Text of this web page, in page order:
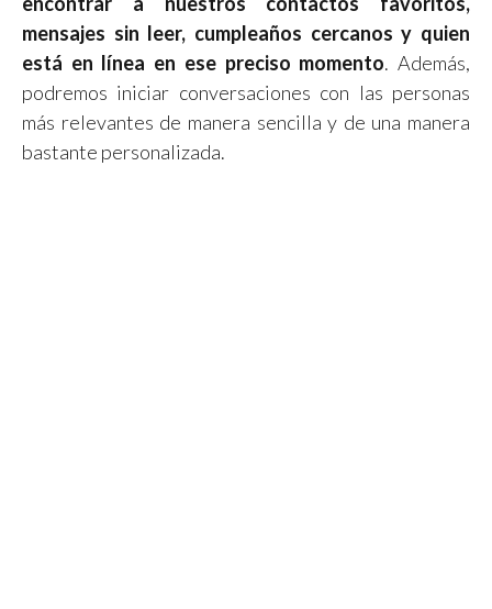
mensajes sin leer, cumpleaños cercanos y quien
está en línea en ese preciso momento. Además,
podremos iniciar conversaciones con las personas
más relevantes de manera sencilla y de una manera
bastante personalizada.